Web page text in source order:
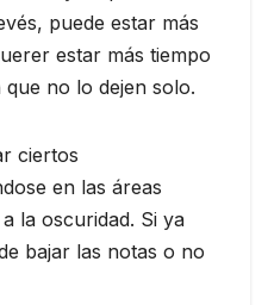
puede estar más
estar más tiempo
no lo dejen solo.
ciertos
en las áreas
la oscuridad. Si ya
bajar las notas o no